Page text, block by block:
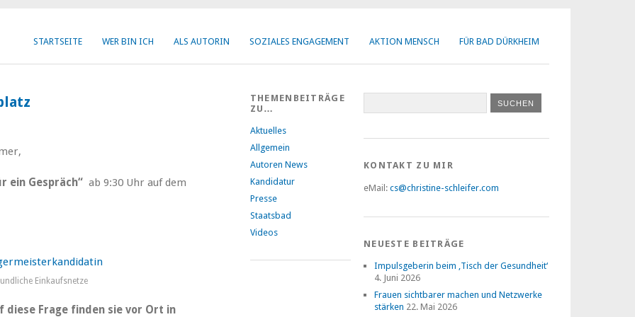
STARTSEITE WER BIN ICH ALS AUTORIN SOZIALES ENGAGEMENT AKTION MENSCH FÜR BAD DÜRKHEIM
ein Gespräch“ ab 9:30 Uhr auf dem
Einkaufsnetze
Frage finden sie vor Ort in
THEMENBEITRÄGE
ZU…
Aktuelles
Allgemein
Autoren News
Kandidatur
Presse
Staatsbad
Videos
KONTAKT ZU MIR
eMail: cs@christine-schleifer.com
NEUESTE BEITRÄGE
Impulsgeberin beim ‚Tisch der Gesundheit‘
4. Juni 2026
Frauen sichtbarer machen und Netzwerke
stärken 22. Mai 2026